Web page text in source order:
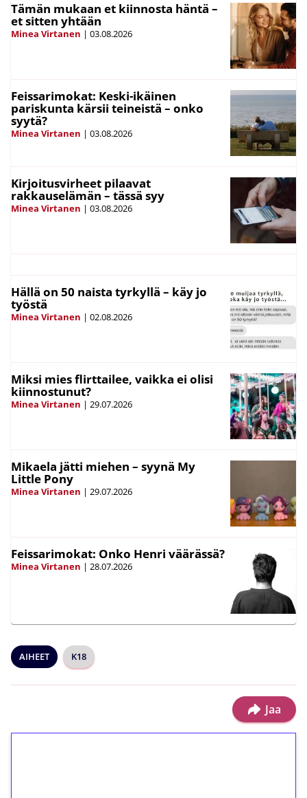
Tämän mukaan et kiinnosta häntä –
et sitten yhtään
Minea Virtanen | 03.08.2026
Feissarimokat: Keski-ikäinen
pariskunta kärsii teineistä – onko
syytä?
Minea Virtanen | 03.08.2026
Kirjoitusvirheet pilaavat
rakkauselämän – tässä syy
Minea Virtanen | 03.08.2026
Hällä on 50 naista tyrkyllä – käy jo
työstä
Minea Virtanen | 02.08.2026
Miksi mies flirttailee, vaikka ei olisi
kiinnostunut?
Minea Virtanen | 29.07.2026
Mikaela jätti miehen – syynä My
Little Pony
Minea Virtanen | 29.07.2026
Feissarimokat: Onko Henri väärässä?
Minea Virtanen | 28.07.2026
AIHEET K18
Jaa